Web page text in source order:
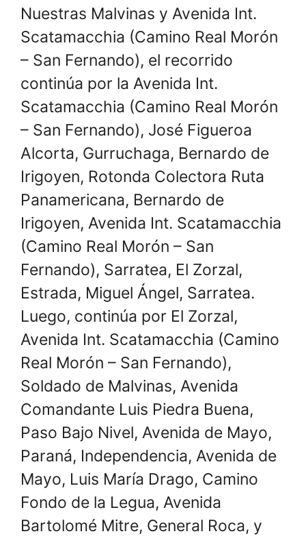
Nuestras Malvinas y Avenida Int.
Scatamacchia (Camino Real Morón
– San Fernando), el recorrido
continúa por la Avenida Int.
Scatamacchia (Camino Real Morón
– San Fernando), José Figueroa
Alcorta, Gurruchaga, Bernardo de
Irigoyen, Rotonda Colectora Ruta
Panamericana, Bernardo de
Irigoyen, Avenida Int. Scatamacchia
(Camino Real Morón – San
Fernando), Sarratea, El Zorzal,
Estrada, Miguel Ángel, Sarratea.
Luego, continúa por El Zorzal,
Avenida Int. Scatamacchia (Camino
Real Morón – San Fernando),
Soldado de Malvinas, Avenida
Comandante Luis Piedra Buena,
Paso Bajo Nivel, Avenida de Mayo,
Paraná, Independencia, Avenida de
Mayo, Luis María Drago, Camino
Fondo de la Legua, Avenida
Bartolomé Mitre, General Roca, y